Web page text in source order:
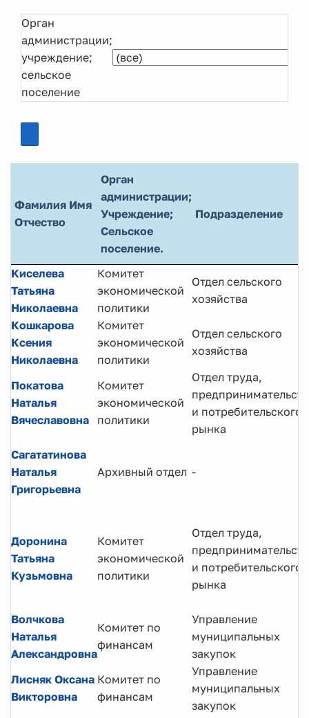
Орган
администрации;
учреждение;
сельское
поселение
Фамилия Имя
Отчество
Орган
администрации;
Учреждение;
Сельское
поселение.
Подразделение
Киселева
Татьяна
Николаевна
Комитет
экономической
политики
Отдел сельского
хозяйства
Кошкарова
Ксения
Николаевна
Комитет
экономической
политики
Отдел сельского
хозяйства
Покатова
Наталья
Вячеславовна
Комитет
экономической
политики
Отдел труда,
и потребительского
рынка
Сагататинова
Наталья
Григорьевна
Архивный отдел -
Доронина
Татьяна
Кузьмовна
Комитет
экономической
политики
Отдел труда,
и потребительского
рынка
Волчкова
Наталья
Александровна
Комитет по
финансам
Управление
муниципальных
закупок
Лисняк Оксана
Викторовна
Комитет по
финансам
Управление
муниципальных
закупок